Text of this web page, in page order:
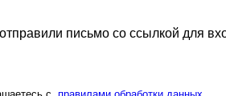
письмо со ссылкой для